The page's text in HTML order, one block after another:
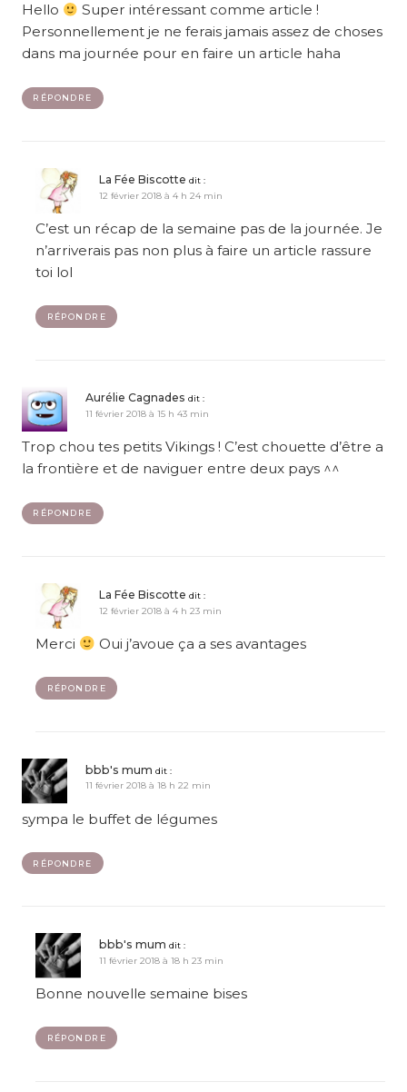
Hello
Super intéressant comme article !
Personnellement je ne ferais jamais assez de choses
dans ma journée pour en faire un article haha
RÉPONDRE
La Fée Biscotte dit :
12 février 2018 à 4 h 24 min
C’est un récap de la semaine pas de la journée. Je
n’arriverais pas non plus à faire un article rassure
toi lol
RÉPONDRE
Aurélie Cagnades dit :
11 février 2018 à 15 h 43 min
Trop chou tes petits Vikings ! C’est chouette d’être a
la frontière et de naviguer entre deux pays ^^
RÉPONDRE
La Fée Biscotte dit :
12 février 2018 à 4 h 23 min
Merci Oui j’avoue ça a ses avantages
RÉPONDRE
bbb's mum dit :
11 février 2018 à 18 h 22 min
sympa le buffet de légumes
RÉPONDRE
bbb's mum dit :
11 février 2018 à 18 h 23 min
Bonne nouvelle semaine bises
RÉPONDRE